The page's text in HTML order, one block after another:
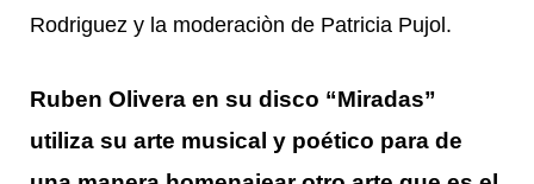
Rodriguez y la moderaciòn de Patricia Pujol.
Ruben Olivera en su disco “Miradas”
utiliza su arte musical y poético para de